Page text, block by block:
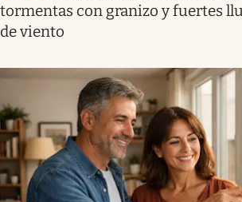
tormentas con granizo y fuertes
de viento